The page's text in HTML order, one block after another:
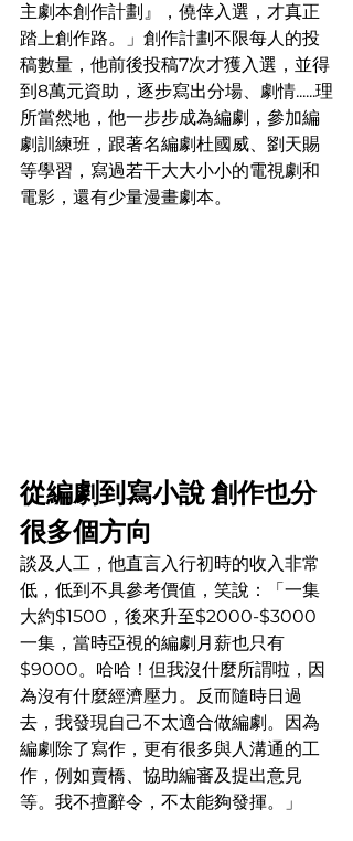
主劇本創作計劃』，僥倖入選，才真正
踏上創作路。」創作計劃不限每人的投
稿數量，他前後投稿7次才獲入選，並得
到8萬元資助，逐步寫出分場、劇情......理
所當然地，他一步步成為編劇，參加編
劇訓練班，跟著名編劇杜國威、劉天賜
等學習，寫過若干大大小小的電視劇和
電影，還有少量漫畫劇本。
從編劇到寫小說 創作也分
很多個方向
談及人工，他直言入行初時的收入非常
低，低到不具參考價值，笑說：「一集
大約$1500，後來升至$2000-$3000
一集，當時亞視的編劇月薪也只有
$9000。哈哈！但我沒什麼所謂啦，因
為沒有什麼經濟壓力。反而隨時日過
去，我發現自己不太適合做編劇。因為
編劇除了寫作，更有很多與人溝通的工
作，例如賣橋、協助編審及提出意見
等。我不擅辭令，不太能夠發揮。」